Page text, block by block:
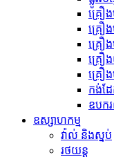
គ្រឿង
គ្រឿង
គ្រឿ
គ្រឿ
គ្រឿ
កង់​ដ
ឧបក
ឧស្សាហកម្ម
វ៉ាល់ និងស្នប់
រថយន្ត